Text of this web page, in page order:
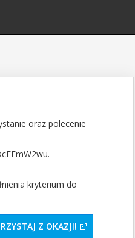
oraz polecenie
kryterium do
Z OKAZJI